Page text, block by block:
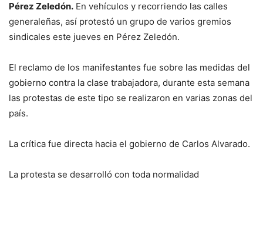
Pérez Zeledón. En vehículos y recorriendo las calles
generaleñas, así protestó un grupo de varios gremios
sindicales este jueves en Pérez Zeledón.
El reclamo de los manifestantes fue sobre las medidas del
gobierno contra la clase trabajadora, durante esta semana
las protestas de este tipo se realizaron en varias zonas del
país.
La crítica fue directa hacia el gobierno de Carlos Alvarado.
La protesta se desarrolló con toda normalidad